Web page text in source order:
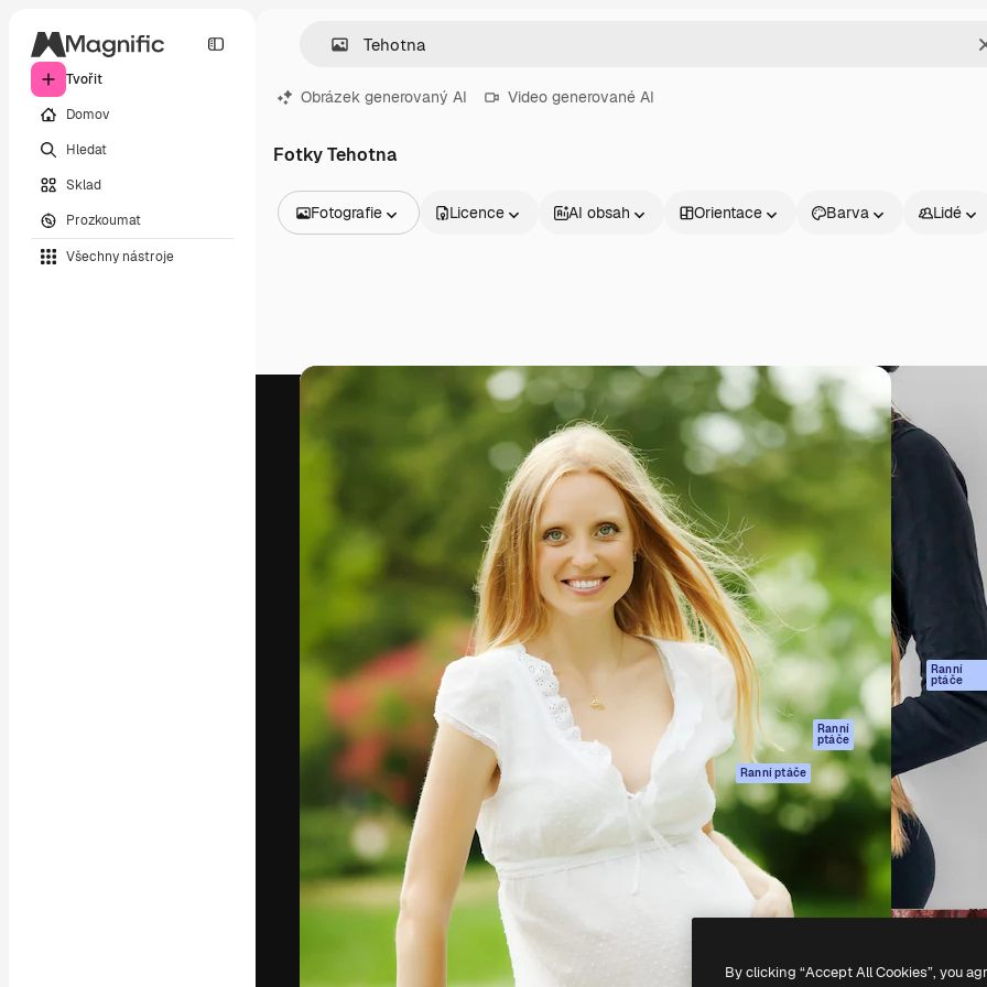
Tvořit
Domov
Hledat
Sklad
Prozkoumat
Všechny nástroje
Obrázek generovaný AI Video generované AI
Fotky Tehotna
Fotografie
Videa
Záběry
Pohybová grafika
Licence AI obsah Orientace Barva Lidé
Kreativní platforma pro tvorbu vaší nejlepší
práce. Více než 1 milion předplatitelů napříč
kreativci, podniky, agenturami a studii.
Produkty
Spaces
AI asistent
AI generátor
obrázků
AI generátor videa
AI hlasový
generátor
Stock obsah
MCP pro
Claude/ChatGPT
Ranní
ptáče
Agenti Ranní ptáče
API
Mobilní aplikace
Všechny nástroje
Magnific
Začněte
Dokumentace
Podpora
Podmínky použití
Zásady ochrany
osobních údajů
Originály Ranní
ptáče
Zásady používání
souborů cookie
Centrum důvěry
Partneři
Firmy
Copyright © 2010- 2026 Freepik Company S.L.U.
By clicking “Accept All Cookies”, you